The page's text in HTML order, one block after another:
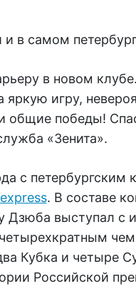
в самом
в новом
игру,
общие победы!
«Зенита».
с петербургским
. В составе
Дзюба выступал с
Кубка и четыре
Российской